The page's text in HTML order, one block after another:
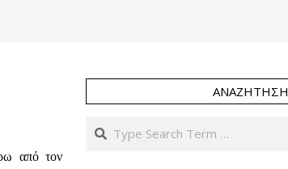
από τον
ΑΝΑΖΉΤΗΣΗ
Search